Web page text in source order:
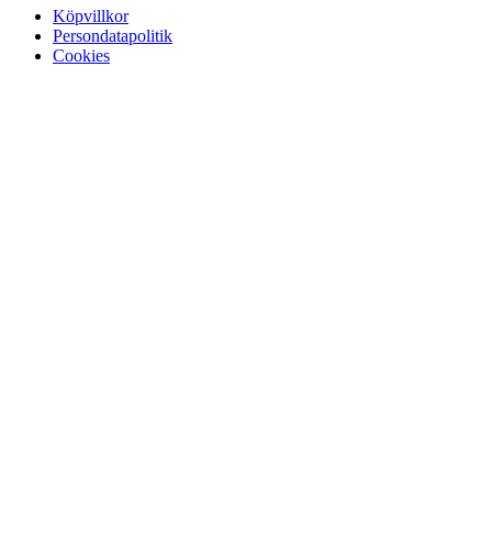
Köpvillkor
Persondatapolitik
Cookies